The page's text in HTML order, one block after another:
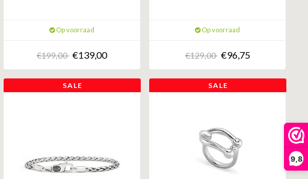
9,8
Op voorraad
€199,00 €139,00
Op voorraad
€129,00 €96,75
SALE SALE